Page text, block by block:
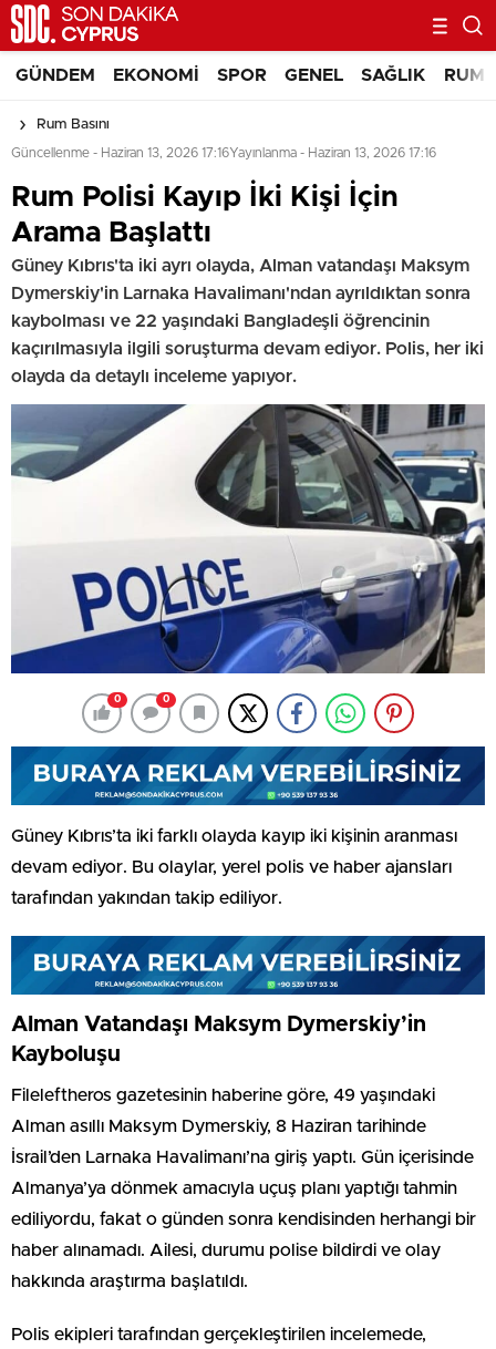
GÜNDEM EKONOMI SPOR GENEL SAĞLIK RUM
Rum Basını
Güncellenme - Haziran 13, 2026 17:16Yayınlanma - Haziran 13, 2026 17:16
Rum Polisi Kayıp İki Kişi İçin
Arama Başlattı
Güney Kıbrıs'ta iki ayrı olayda, Alman vatandaşı Maksym
Dymerskiy'in Larnaka Havalimanı'ndan ayrıldıktan sonra
kaybolması ve 22 yaşındaki Bangladeşli öğrencinin
kaçırılmasıyla ilgili soruşturma devam ediyor. Polis, her iki
olayda da detaylı inceleme yapıyor.
0 0
Güney Kıbrıs’ta iki farklı olayda kayıp iki kişinin aranması
devam ediyor. Bu olaylar, yerel polis ve haber ajansları
tarafından yakından takip ediliyor.
Alman Vatandaşı Maksym Dymerskiy’in
Kayboluşu
Fileleftheros gazetesinin haberine göre, 49 yaşındaki
Alman asıllı Maksym Dymerskiy, 8 Haziran tarihinde
İsrail’den Larnaka Havalimanı’na giriş yaptı. Gün içerisinde
Almanya’ya dönmek amacıyla uçuş planı yaptığı tahmin
ediliyordu, fakat o günden sonra kendisinden herhangi bir
haber alınamadı. Ailesi, durumu polise bildirdi ve olay
hakkında araştırma başlatıldı.
Polis ekipleri tarafından gerçekleştirilen incelemede,